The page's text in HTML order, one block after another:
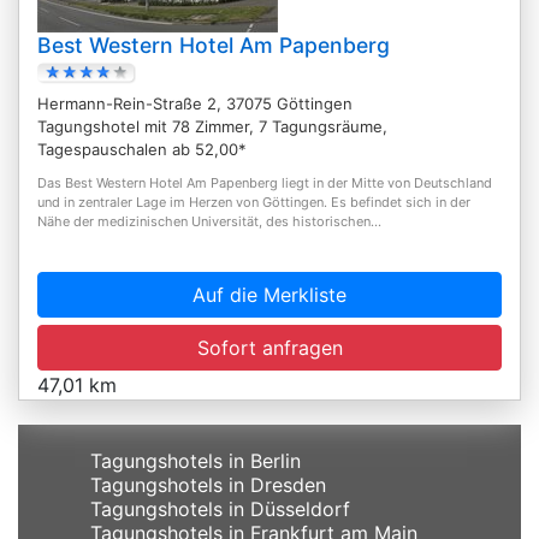
Best Western Hotel Am Papenberg
Hermann-Rein-Straße 2, 37075 Göttingen
Tagungshotel mit 78 Zimmer, 7 Tagungsräume,
Tagespauschalen ab 52,00*
Das Best Western Hotel Am Papenberg liegt in der Mitte von Deutschland
und in zentraler Lage im Herzen von Göttingen. Es befindet sich in der
Nähe der medizinischen Universität, des historischen...
Auf die Merkliste
Sofort anfragen
47,01 km
Tagungshotels in Berlin
Tagungshotels in Dresden
Tagungshotels in Düsseldorf
Tagungshotels in Frankfurt am Main